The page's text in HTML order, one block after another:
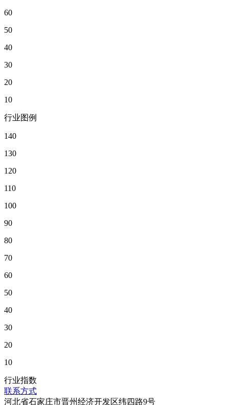
60
50
40
30
20
10
行业图例
140
130
120
110
100
90
80
70
60
50
40
30
20
10
行业指数
联系方式
河北省石家庄市晋州经济开发区纬四路9号